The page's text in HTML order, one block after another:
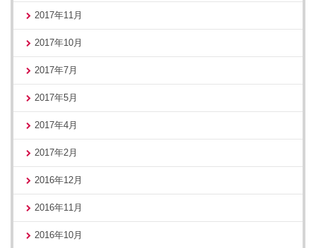
2017年11月
2017年10月
2017年7月
2017年5月
2017年4月
2017年2月
2016年12月
2016年11月
2016年10月